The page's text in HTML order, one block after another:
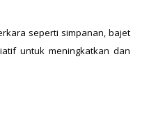
seperti simpanan, bajet
untuk meningkatkan dan